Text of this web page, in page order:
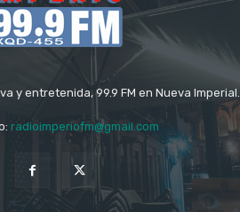
y entretenida, 99.9 FM en Nueva Imperial.
radioimperiofm@gmail.com